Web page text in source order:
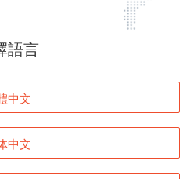
法顯示
入
首頁
語言
中文
中文